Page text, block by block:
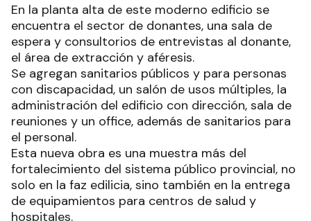
En la planta alta de este moderno edificio se
encuentra el sector de donantes, una sala de
espera y consultorios de entrevistas al donante,
el área de extracción y aféresis.
Se agregan sanitarios públicos y para personas
con discapacidad, un salón de usos múltiples, la
administración del edificio con dirección, sala de
reuniones y un office, además de sanitarios para
el personal.
Esta nueva obra es una muestra más del
fortalecimiento del sistema público provincial, no
solo en la faz edilicia, sino también en la entrega
de equipamientos para centros de salud y
hospitales.